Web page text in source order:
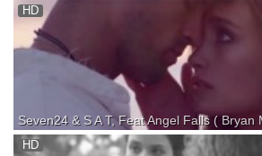
HD
Я ЛЮБЛЮ ТЕБЯ!!! ТЫ ПОНИМАЕШЬ! ЛЮБЛЮ!
HD